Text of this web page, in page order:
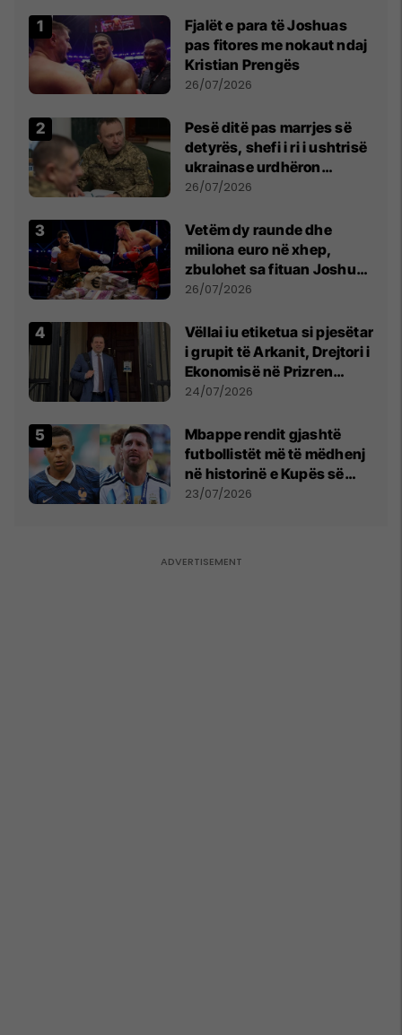
Fjalët e para të Joshuas
pas fitores me nokaut ndaj
Kristian Prengës
26/07/2026
Pesë ditë pas marrjes së
detyrës, shefi i ri i ushtrisë
ukrainase urdhëron
kontroll të madh
26/07/2026
Vetëm dy raunde dhe
miliona euro në xhep,
zbulohet sa fituan Joshua
e Prenga
26/07/2026
Vëllai iu etiketua si pjesëtar
i grupit të Arkanit, Drejtori i
Ekonomisë në Prizren
mohon pretendimet
24/07/2026
Mbappe rendit gjashtë
futbollistët më të mëdhenj
në historinë e Kupës së
Botës, Messi mbetet i dyti
23/07/2026